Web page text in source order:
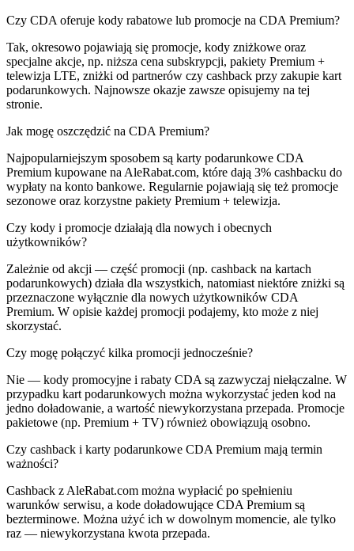
Czy CDA oferuje kody rabatowe lub promocje na CDA Premium?
Tak, okresowo pojawiają się promocje, kody zniżkowe oraz
specjalne akcje, np. niższa cena subskrypcji, pakiety Premium +
telewizja LTE, zniżki od partnerów czy cashback przy zakupie kart
podarunkowych. Najnowsze okazje zawsze opisujemy na tej
stronie.
Jak mogę oszczędzić na CDA Premium?
Najpopularniejszym sposobem są karty podarunkowe CDA
Premium kupowane na AleRabat.com, które dają 3% cashbacku do
wypłaty na konto bankowe. Regularnie pojawiają się też promocje
sezonowe oraz korzystne pakiety Premium + telewizja.
Czy kody i promocje działają dla nowych i obecnych
użytkowników?
Zależnie od akcji — część promocji (np. cashback na kartach
podarunkowych) działa dla wszystkich, natomiast niektóre zniżki są
przeznaczone wyłącznie dla nowych użytkowników CDA
Premium. W opisie każdej promocji podajemy, kto może z niej
skorzystać.
Czy mogę połączyć kilka promocji jednocześnie?
Nie — kody promocyjne i rabaty CDA są zazwyczaj niełączalne. W
przypadku kart podarunkowych można wykorzystać jeden kod na
jedno doładowanie, a wartość niewykorzystana przepada. Promocje
pakietowe (np. Premium + TV) również obowiązują osobno.
Czy cashback i karty podarunkowe CDA Premium mają termin
ważności?
Cashback z AleRabat.com można wypłacić po spełnieniu
warunków serwisu, a kode doładowujące CDA Premium są
bezterminowe. Można użyć ich w dowolnym momencie, ale tylko
raz — niewykorzystana kwota przepada.